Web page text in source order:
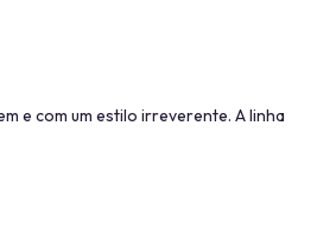
e com um estilo irreverente. A linha